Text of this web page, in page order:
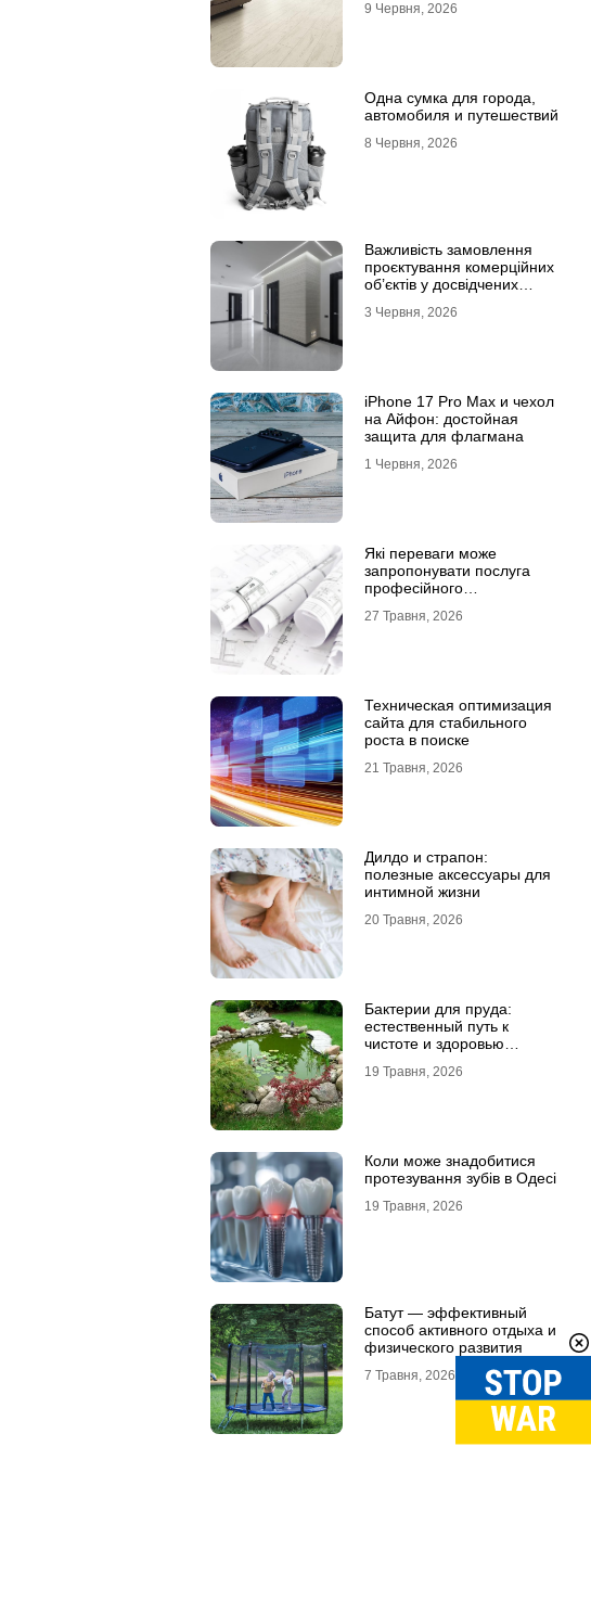
ламінату
9 Червня, 2026
Одна сумка для города,
автомобиля и путешествий
8 Червня, 2026
Важливість замовлення
проєктування комерційних
об’єктів у досвідчених
3 Червня, 2026
iPhone 17 Pro Max и чехол
на Айфон: достойная
защита для флагмана
1 Червня, 2026
Які переваги може
запропонувати послуга
професійного
27 Травня, 2026
Техническая оптимизация
сайта для стабильного
роста в поиске
21 Травня, 2026
Дилдо и страпон:
полезные аксессуары для
интимной жизни
20 Травня, 2026
Бактерии для пруда:
естественный путь к
чистоте и здоровью
19 Травня, 2026
Коли може знадобитися
протезування зубів в Одесі
19 Травня, 2026
Батут — эффективный
способ активного отдыха и
физического развития
7 Травня, 2026